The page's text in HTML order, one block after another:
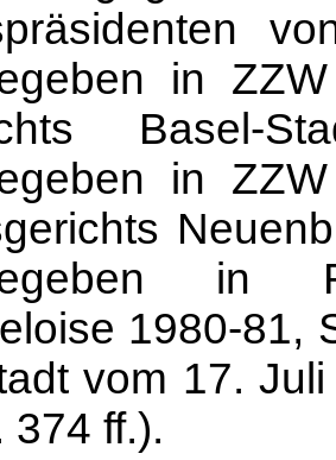
in
in
in
1980-81,
vom 17.
374 ff.).